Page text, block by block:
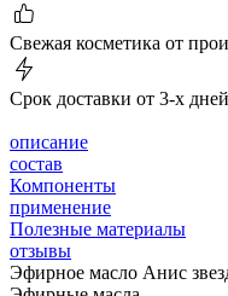
Cвежая косметика от
Срок доставки от 3-х дней
описание
состав
Компоненты
применение
Полезные материалы
отзывы
Эфирное масло Анис